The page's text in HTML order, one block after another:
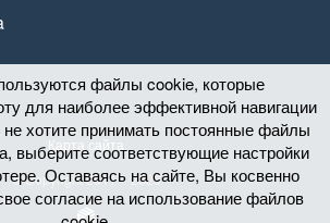
Карта сайта
© Copyright 2011 – 2026
файлы cookie, которые
для наиболее эффективной навигации
хотите принимать постоянные файлы
выберите соответствующие настройки
Оставаясь на сайте, Вы косвенно
согласие на использование файлов